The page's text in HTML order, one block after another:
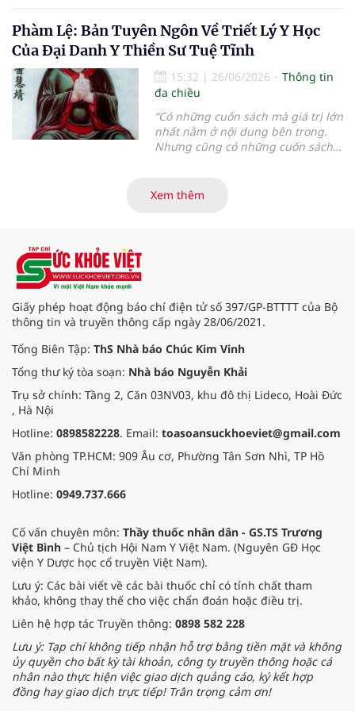
học cổ truyền (YHCT) đang đứng
trước cơ hội lớn để khẳng định vai
trò trong hệ thống Y tế quốc gia...
Phàm Lệ: Bản Tuyên Ngôn Về Triết Lý Y Học
Của Đại Danh Y Thiền Sư Tuệ Tĩnh
15:32 | 26/06/2026
Thông tin
đa chiều
“Có những cuốn sách mà giá trị lớn
nhất nằm ở nội dung bên trong.
Nhưng cũng có những cuốn sách
vóc của tác giả và triết lý mà cả
Xem thêm
Giấy phép hoạt động báo chí điện tử số 397/GP-BTTTT của Bộ
thông tin và truyền thông cấp ngày 28/06/2021.
Tổng Biên Tập: ThS Nhà báo Chúc Kim Vinh
Tổng thư ký tòa soạn: Nhà báo Nguyễn Khải
Trụ sở chính: Tầng 2, Căn 03NV03, khu đô thị Lideco, Hoài Đức
, Hà Nội
Hotline: 0898582228. Email: toasoansuckhoeviet@gmail.com
Văn phòng TP.HCM: 909 Âu cơ, Phường Tân Sơn Nhì, TP Hồ
Chí Minh
Hotline: 0949.737.666
Cố vấn chuyên môn: Thầy thuốc nhân dân - GS.TS Trương
Việt Bình – Chủ tịch Hội Nam Y Việt Nam. (Nguyên GĐ Học
viện Y Dược học cổ truyền Việt Nam).
Lưu ý: Các bài viết về các bài thuốc chỉ có tính chất tham
khảo, không thay thế cho việc chẩn đoán hoặc điều trị.
Liên hệ hợp tác Truyền thông: 0898 582 228
Lưu ý: Tạp chí không tiếp nhận hỗ trợ bằng tiền mặt và không
ủy quyền cho bất kỳ tài khoản, công ty truyền thông hoặc cá
nhân nào thực hiện việc giao dịch quảng cáo, ký kết hợp
đồng hay giao dịch trực tiếp! Trân trọng cảm ơn!